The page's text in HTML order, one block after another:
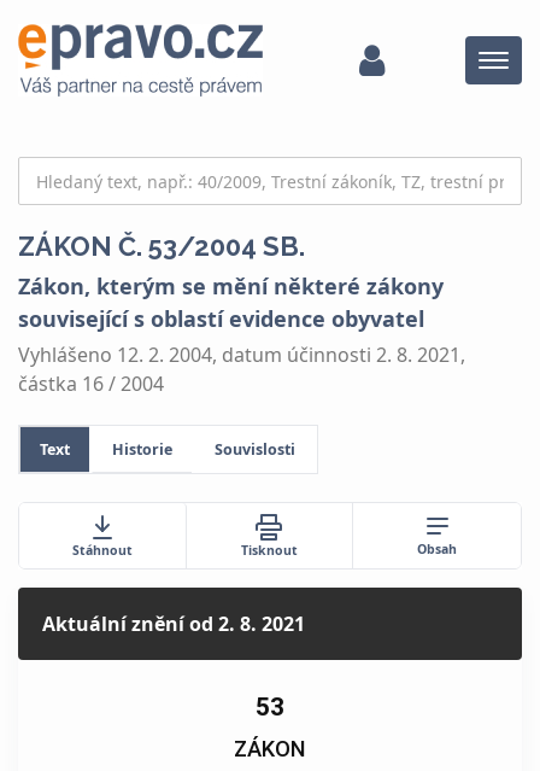
Menu
ZÁKON Č. 53/2004 SB.
Zákon, kterým se mění některé zákony
související s oblastí evidence obyvatel
Vyhlášeno 12. 2. 2004, datum účinnosti 2. 8. 2021,
částka 16 / 2004
Text Historie Souvislosti
Stáhnout Tisknout Obsah
Aktuální zněníod 2. 8. 2021
53
ZÁKON